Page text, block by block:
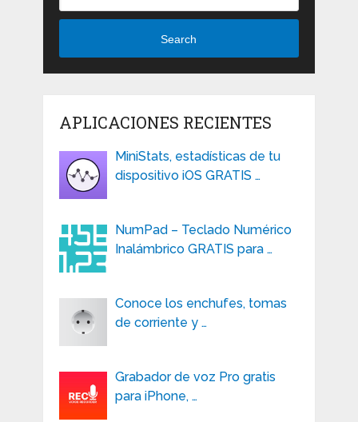
Search
APLICACIONES RECIENTES
MiniStats, estadísticas de tu
dispositivo iOS GRATIS …
NumPad – Teclado Numérico
Inalámbrico GRATIS para …
Conoce los enchufes, tomas
de corriente y …
Grabador de voz Pro gratis
para iPhone, …